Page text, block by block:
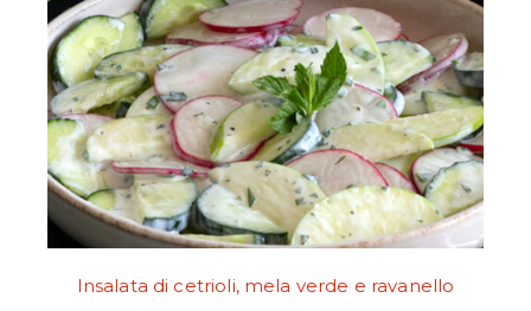
Insalata di cetrioli, mela verde e ravanello